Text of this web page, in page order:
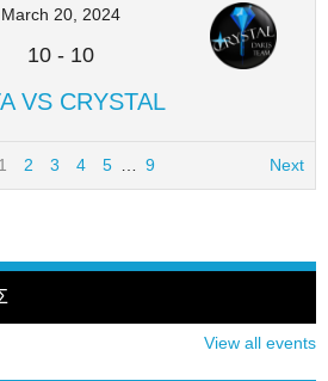
March 20, 2024
10 - 10
VS CRYSTAL
1 2 3 4 5 9 Next
View all events